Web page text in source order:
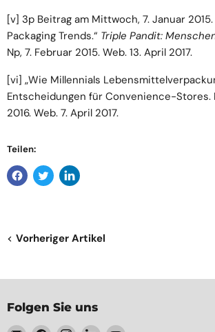
[v] 3p Beitrag am Mittwoch, 7. Januar 2015.
Packaging Trends.“ Triple Pandit:
Np, 7. Februar 2015. Web. 13. April 2017.
[vi] „Wie Millennials
Entscheidungen für Convenience-Stores.
2016. Web. 7. April 2017.
Teilen:
Vorheriger Artikel
Folgen Sie uns